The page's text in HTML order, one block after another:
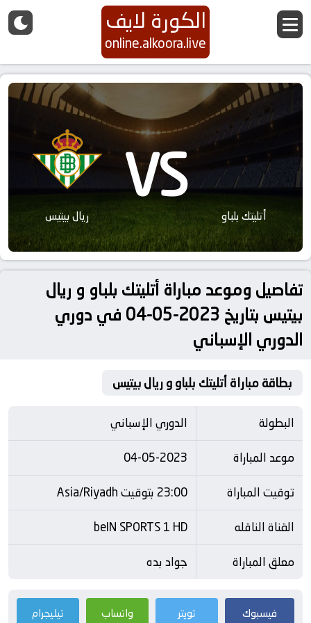
الكورة لايف
online.alkoora.live
أتليتك بلباو VS ريال بيتيس
تفاصيل وموعد مباراة أتليتك بلباو و ريال
بيتيس بتاريخ 2023-05-04 في دوري
الدوري الإسباني
بطاقة مباراة أتليتك بلباو و ريال بيتيس
البطولة
الدوري الإسباني
موعد المباراة
04-05-2023
توقيت المباراة
23:00 بتوقيت Asia/Riyadh
القناة الناقله
beIN SPORTS 1 HD
معلق المباراة
جواد بده
فيسبوك تويتر واتساب تيليجرام